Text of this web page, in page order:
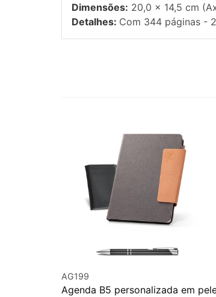
Dimensões: 20,0 x 14,5 cm
Detalhes: Com 344 páginas -
AG199
Agenda B5 personalizada em